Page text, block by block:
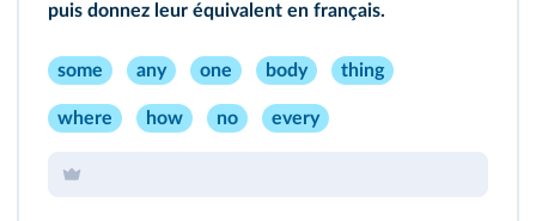
puis donnez leur équivalent en français.
some any one body thing
where how no every